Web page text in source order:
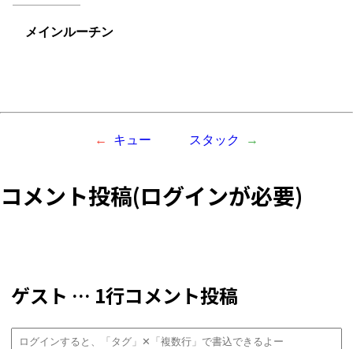
メインルーチン
キュー スタック
コメント投稿(ログインが必要)
ゲスト … 1行コメント投稿